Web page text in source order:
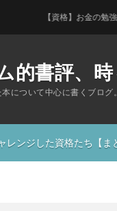
的書評、時
について中心に書くブログ
レンジした資格たち【ま
【資格】お金の勉強をする